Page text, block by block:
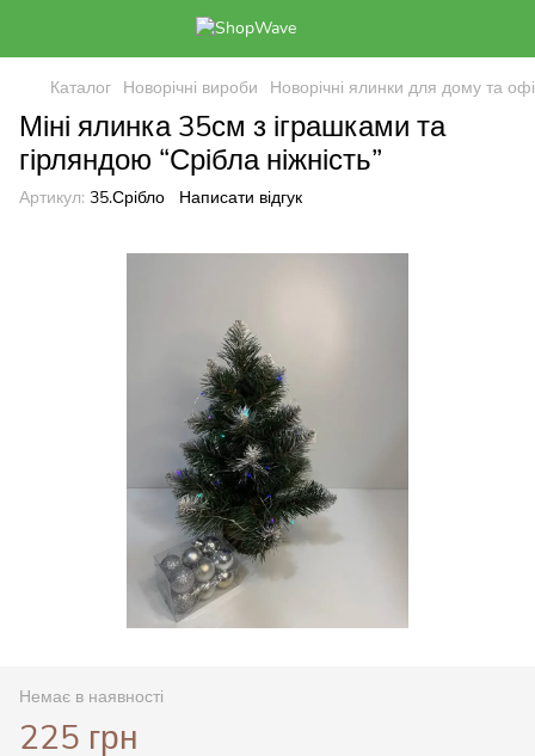
Каталог Новорічні вироби Новорічні ялинки для дому та
Міні ялинка 35см з іграшками та
гірляндою “Срібла ніжність”
Артикул: 35.Срібло Написати відгук
Немає в наявності
225 грн